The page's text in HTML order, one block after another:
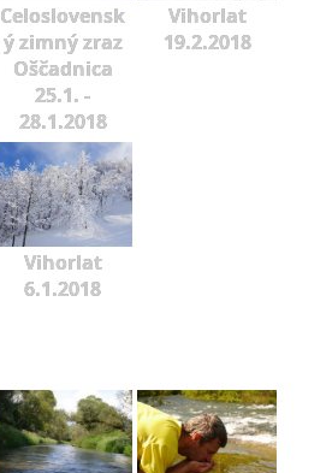
Celoslovensk
ý zimný zraz
Oščadnica
25.1. -
28.1.2018
Vihorlat
19.2.2018
Vihorlat
6.1.2018